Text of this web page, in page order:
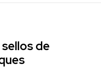
de